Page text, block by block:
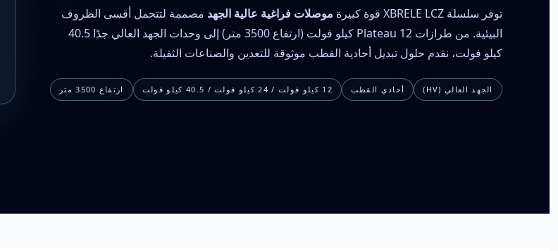
توفر سلسلة XBRELE LCZ قوة كبيرة موصلات فراغية عالية الجهد مصممة لتتحمل أقسى الظروف
البيئية. من طرازات Plateau 12 كيلو فولت (ارتفاع 3500 متر) إلى وحدات الجهد العالي جدًا 40.5
كيلو فولت، نقدم حلول تبديل أحادية القطب موثوقة للتعدين والصناعات الثقيلة.
الجهد العالي (HV) أحادي القطب 12 كيلو فولت / 24 كيلو فولت / 40.5 كيلو فولت ارتفاع 3500 متر